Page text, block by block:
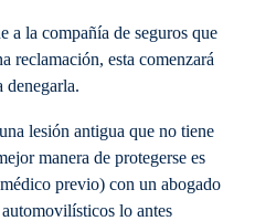
a la compañía de seguros que
reclamación, esta comenzará
denegarla.
lesión antigua que no tiene
manera de protegerse es
previo) con un abogado
lo antes